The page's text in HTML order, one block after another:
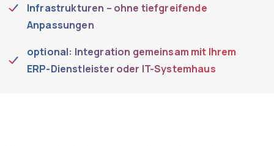
Infrastrukturen – ohne tiefgreifende
Anpassungen
optional: Integration gemeinsam mit Ihrem
ERP-Dienstleister oder IT-Systemhaus